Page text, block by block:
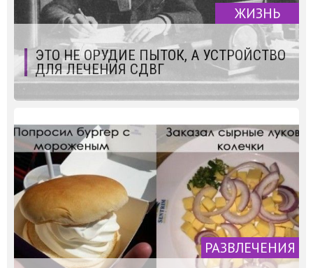
ЖИЗНЬ
ЭТО НЕ ОРУДИЕ ПЫТОК, А УСТРОЙСТВО
ДЛЯ ЛЕЧЕНИЯ СДВГ
РАЗВЛЕЧЕНИЯ